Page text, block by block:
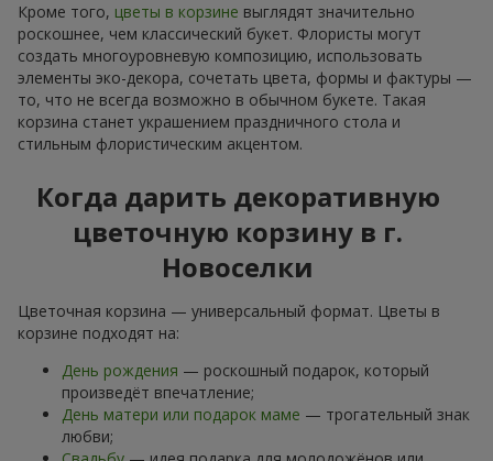
Кроме того, цветы в корзине выглядят значительно
роскошнее, чем классический букет. Флористы могут
создать многоуровневую композицию, использовать
элементы эко-декора, сочетать цвета, формы и фактуры —
то, что не всегда возможно в обычном букете. Такая
корзина станет украшением праздничного стола и
стильным флористическим акцентом.
Когда дарить декоративную
цветочную корзину в г.
Новоселки
Цветочная корзина — универсальный формат. Цветы в
корзине подходят на:
День рождения — роскошный подарок, который
произведёт впечатление;
День матери или подарок маме — трогательный знак
любви;